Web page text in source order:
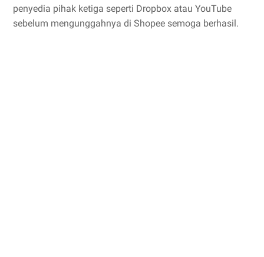
penyedia pihak ketiga seperti Dropbox atau YouTube
sebelum mengunggahnya di Shopee semoga berhasil.